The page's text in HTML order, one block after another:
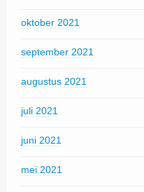
oktober 2021
september 2021
augustus 2021
juli 2021
juni 2021
mei 2021